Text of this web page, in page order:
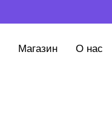
Магазин О нас